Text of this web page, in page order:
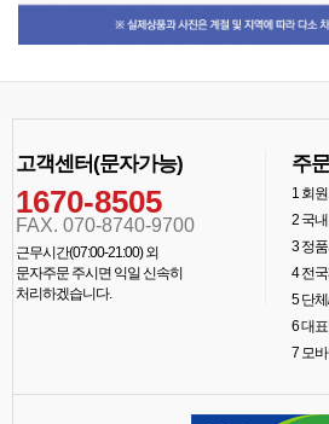
고객센터(문자가능)
1670-8505
FAX. 070-8740-9700
근무시간(07:00-21:00) 외
문자주문 주시면 익일 신속히
처리하겠습니다.
주
1 회
2국내
3정품
4전국
5단체
6대표
7모바